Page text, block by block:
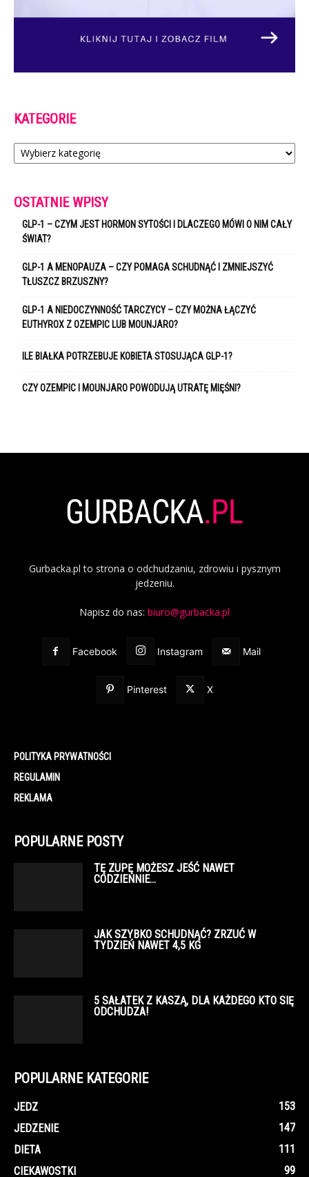
KATEGORIE
Kategorie
OSTATNIE WPISY
GLP-1 – CZYM JEST HORMON SYTOŚCI I DLACZEGO MÓWI O NIM CAŁY
ŚWIAT?
GLP-1 A MENOPAUZA – CZY POMAGA SCHUDNĄĆ I ZMNIEJSZYĆ
TŁUSZCZ BRZUSZNY?
GLP-1 A NIEDOCZYNNOŚĆ TARCZYCY – CZY MOŻNA ŁĄCZYĆ
EUTHYROX Z OZEMPIC LUB MOUNJARO?
ILE BIAŁKA POTRZEBUJE KOBIETA STOSUJĄCA GLP-1?
CZY OZEMPIC I MOUNJARO POWODUJĄ UTRATĘ MIĘŚNI?
Gurbacka.pl to strona o odchudzaniu, zdrowiu i pysznym
jedzeniu.
Napisz do nas: biuro@gurbacka.pl
Facebook Instagram Mail
Pinterest X
POLITYKA PRYWATNOŚCI
REGULAMIN
REKLAMA
POPULARNE POSTY
TĘ ZUPĘ MOŻESZ JEŚĆ NAWET
CODZIENNIE…
JAK SZYBKO SCHUDNĄĆ? ZRZUĆ W
TYDZIEŃ NAWET 4,5 KG
5 SAŁATEK Z KASZĄ, DLA KAŻDEGO KTO SIĘ
ODCHUDZA!
POPULARNE KATEGORIE
JEDZ
153
JEDZENIE
147
DIETA
111
CIEKAWOSTKI
99